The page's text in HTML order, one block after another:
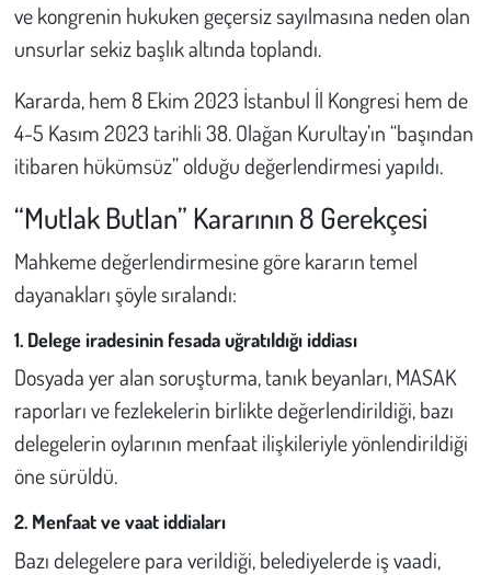
ve kongrenin hukuken geçersiz sayılmasına neden olan
unsurlar sekiz başlık altında toplandı.
Kararda, hem 8 Ekim 2023 İstanbul İl Kongresi hem de
4-5 Kasım 2023 tarihli 38. Olağan Kurultay’ın “başından
itibaren hükümsüz” olduğu değerlendirmesi yapıldı.
“Mutlak Butlan” Kararının 8 Gerekçesi
Mahkeme değerlendirmesine göre kararın temel
dayanakları şöyle sıralandı:
1. Delege iradesinin fesada uğratıldığı iddiası
Dosyada yer alan soruşturma, tanık beyanları, MASAK
raporları ve fezlekelerin birlikte değerlendirildiği, bazı
delegelerin oylarının menfaat ilişkileriyle yönlendirildiği
öne sürüldü.
2. Menfaat ve vaat iddiaları
Bazı delegelere para verildiği, belediyelerde iş vaadi,
Günün İçinden
Vefat İlanları
Tarih
Hukuk
Tarım
Kent
Eğlence